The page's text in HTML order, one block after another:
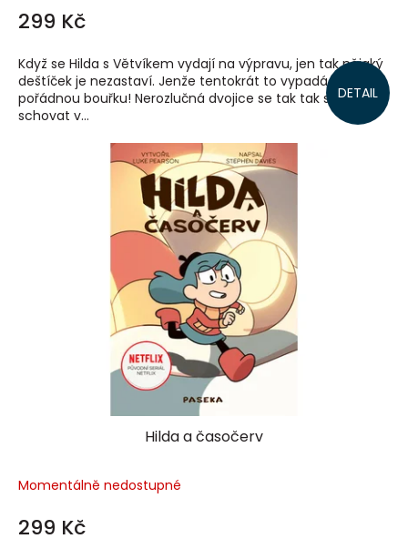
299 Kč
DETAIL
Když se Hilda s Větvíkem vydají na výpravu, jen tak nějaký
deštíček je nezastaví. Jenže tentokrát to vypadá na
pořádnou bouřku! Nerozlučná dvojice se tak tak stihne
schovat v...
Hilda a časočerv
Momentálně nedostupné
299 Kč